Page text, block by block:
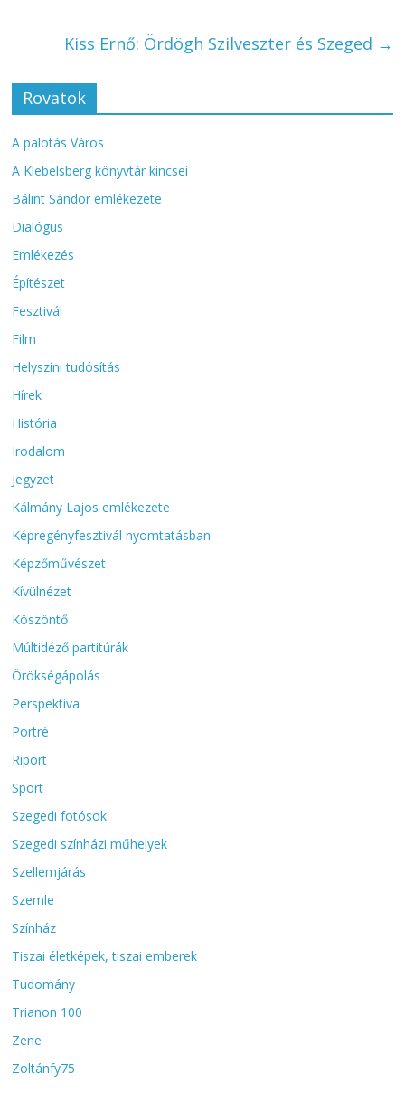
Kiss Ernő: Ördögh Szilveszter és Szeged →
Rovatok
A palotás Város
A Klebelsberg könyvtár kincsei
Bálint Sándor emlékezete
Dialógus
Emlékezés
Építészet
Fesztivál
Film
Helyszíni tudósítás
Hírek
História
Irodalom
Jegyzet
Kálmány Lajos emlékezete
Képregényfesztivál nyomtatásban
Képzőművészet
Kívülnézet
Köszöntő
Múltidéző partitúrák
Örökségápolás
Perspektíva
Portré
Riport
Sport
Szegedi fotósok
Szegedi színházi műhelyek
Szellemjárás
Szemle
Színház
Tiszai életképek, tiszai emberek
Tudomány
Trianon 100
Zene
Zoltánfy75